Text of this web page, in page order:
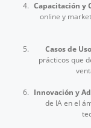
Capacitación y
online y
Casos de
prácticos que
Innovación y
de IA en el